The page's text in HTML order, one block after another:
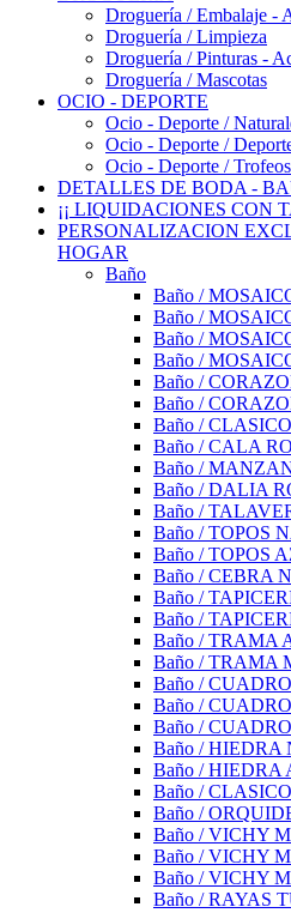
Droguería / Embalaje -
Droguería / Limpieza
Droguería / Pinturas -
Droguería / Mascotas
OCIO - DEPORTE
Ocio - Deporte /
Ocio - Deporte /
Ocio - Deporte /
DETALLES DE BODA -
¡¡ LIQUIDACIONES CON
PERSONALIZACION
HOGAR
Baño
Baño /
Baño /
Baño /
Baño /
Baño /
Baño /
Baño /
Baño / CALA
Baño /
Baño / DALIA
Baño /
Baño / TOPOS
Baño / TOPOS
Baño / CEBRA
Baño /
Baño /
Baño / TRAMA
Baño / TRAMA
Baño /
Baño /
Baño /
Baño / HIEDRA
Baño / HIEDRA
Baño /
Baño /
Baño / VICHY
Baño / VICHY
Baño / VICHY
Baño / RAYAS